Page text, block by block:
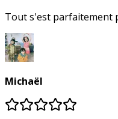
Tout s'est parfaitement
Michaël